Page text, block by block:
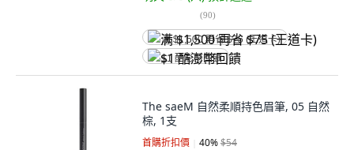
(90)
满 $1,500 再省 $75 (王道卡)
$1 酷澎幣回饋
The saeM 自然柔順持色眉筆, 05 自然
棕, 1支
首購折扣價 40%$54